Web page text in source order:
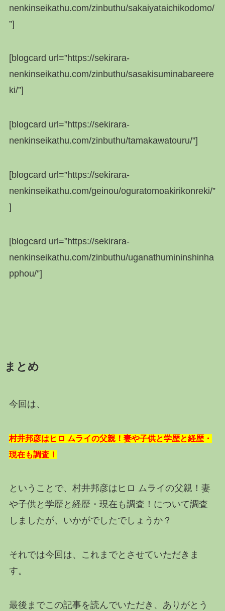
nenkinseikathu.com/zinbuthu/sakaiyataichikodomo/
”]
[blogcard url=”https://sekirara-
nenkinseikathu.com/zinbuthu/sasakisuminabareere
ki/”]
[blogcard url=”https://sekirara-
nenkinseikathu.com/zinbuthu/tamakawatouru/”]
[blogcard url=”https://sekirara-
nenkinseikathu.com/geinou/oguratomoakirikonreki/”
]
[blogcard url=”https://sekirara-
nenkinseikathu.com/zinbuthu/uganathumininshinha
pphou/”]
まとめ
今回は、
村井邦彦はヒロ ムライの父親！妻や子供と学歴と経歴・
現在も調査！
ということで、村井邦彦はヒロ ムライの父親！妻
や子供と学歴と経歴・現在も調査！について調査
しましたが、いかがでしたでしょうか？
それでは今回は、これまでとさせていただきま
す。
最後までこの記事を読んでいただき、ありがとう